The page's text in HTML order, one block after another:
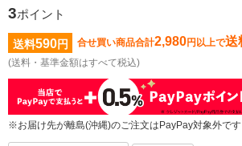
3ポイント
送料590円 合せ買い商品合計2,980円以上で送
(送料・基準金額はすべて税込)
※お届け先が離島(沖縄)のご注文はPayPay対象外です